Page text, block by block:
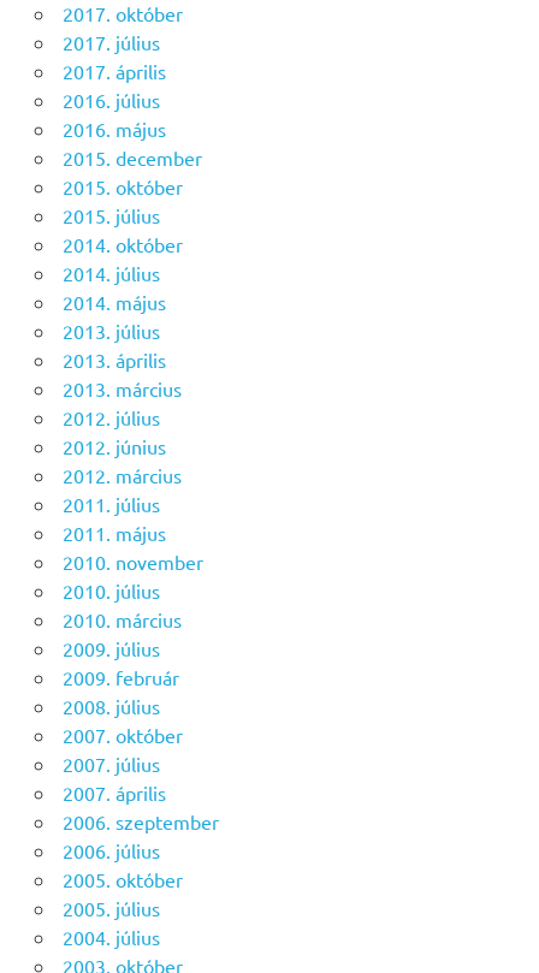
2017. október
2017. július
2017. április
2016. július
2016. május
2015. december
2015. október
2015. július
2014. október
2014. július
2014. május
2013. július
2013. április
2013. március
2012. július
2012. június
2012. március
2011. július
2011. május
2010. november
2010. július
2010. március
2009. július
2009. február
2008. július
2007. október
2007. július
2007. április
2006. szeptember
2006. július
2005. október
2005. július
2004. július
2003. október